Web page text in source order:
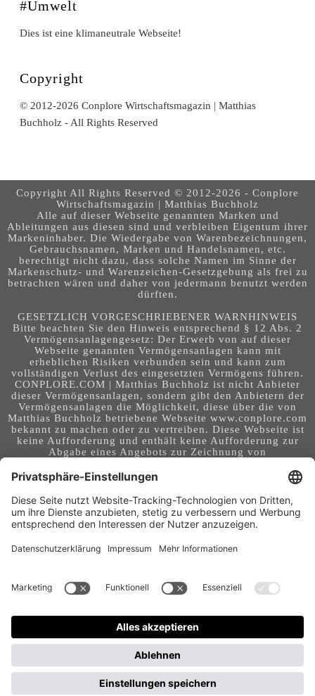
#Umwelt
Dies ist eine klimaneutrale Webseite!
Copyright
© 2012-2026 Conplore Wirtschaftsmagazin | Matthias
Buchholz - All Rights Reserved
Copyright All Rights Reserved © 2012-2026 - Conplore
Wirtschaftsmagazin | Matthias Buchholz
Alle auf dieser Webseite genannten Marken und
Ableitungen aus diesen sind und verbleiben Eigentum ihrer
Markeninhaber. Die Wiedergabe von Warenbezeichnungen,
Gebrauchsnamen, Marken und Handelsnamen, etc.
berechtigt nicht dazu, dass solche Namen im Sinne der
Markenschutz- und Warenzeichen-Gesetzgebung als frei zu
betrachten wären und daher von jedermann benutzt werden
dürften.
GESETZLICH VORGESCHRIEBENER WARNHINWEIS
Bitte beachten Sie den Hinweis entsprechend § 12 Abs. 2
Vermögensanlagengesetz: Der Erwerb von auf dieser
Webseite genannten Vermögensanlagen kann mit
erheblichen Risiken verbunden sein und kann zum
vollständigen Verlust des eingesetzten Vermögens führen.
CONPLORE.COM | Matthias Buchholz ist nicht Anbieter
dieser Vermögensanlagen, sondern gibt den Anbietern der
Vermögensanlagen die Möglichkeit, diese über die von
Matthias Buchholz betriebene Webseite www.conplore.com
bekannt zu machen oder zu vertreiben. Diese Webseite ist
keine Aufforderung und enthält keine Aufforderung zur
Abgabe eines Angebots zur Zeichnung von
über Vermögensanlagen. Die Webseite richtet sich an ein
internationales Publikum. Sie stellt keine Beratung,
Anlageberatung, Rechtsberatung, Steuerberatung,
Kaufaufforderung oder sonstige Empfehlung dar - es
handelt sich um Werbung. Ob die in auf dieser Webseite
genannten Informationen, Anlagemöglichkeiten,
Instrumente in Ihrem Land rechtskonform (nutzbar) sind
eigenständigen Prüfung. Geldanlagen und Investitionen
können mit Risiken bis hin zum Totalausfall verbunden
der bereitgestellten Informationen entstehen, und für die
Qualität und Aktualität der Angaben, übernimmt der
Betreiber dieser Webseite keine Verantwortung, Garantien
und Haftung.
Gastbeitrag veröffentlichen
Wirtschaftsmagazin für Frauen und von Frauen – Warum Conplore bewusst auch ein Frauen-